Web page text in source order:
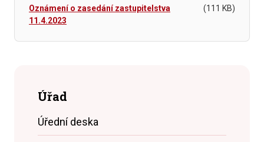
Oznámení o zasedání zastupitelstva
11.4.2023
(111 KB)
Úřad
Úřední deska